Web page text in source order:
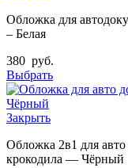
Обложка для
– Белая
380 руб.
Выбрать
Закрыть
Обложка 2в1 для
крокодила — Чёрный